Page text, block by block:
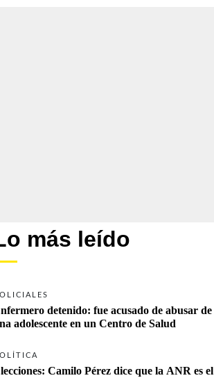
más leído
detenido: fue acusado de abusar de
adolescente en un Centro de Salud
Camilo Pérez dice que la ANR es el